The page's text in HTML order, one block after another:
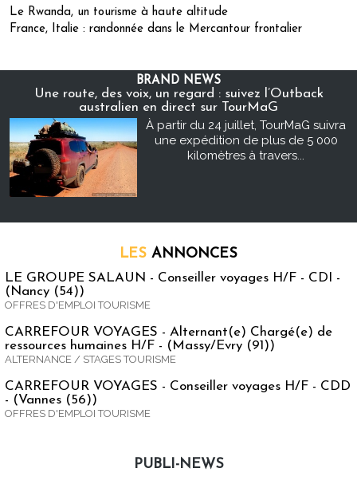
Le Rwanda, un tourisme à haute altitude
France, Italie : randonnée dans le Mercantour frontalier
BRAND NEWS
Une route, des voix, un regard : suivez l’Outback
australien en direct sur TourMaG
À partir du 24 juillet, TourMaG suivra
une expédition de plus de 5 000
kilomètres à travers...
LES ANNONCES
LE GROUPE SALAUN - Conseiller voyages H/F - CDI -
(Nancy (54))
OFFRES D'EMPLOI TOURISME
CARREFOUR VOYAGES - Alternant(e) Chargé(e) de
ressources humaines H/F - (Massy/Evry (91))
ALTERNANCE / STAGES TOURISME
CARREFOUR VOYAGES - Conseiller voyages H/F - CDD
- (Vannes (56))
OFFRES D'EMPLOI TOURISME
PUBLI-NEWS